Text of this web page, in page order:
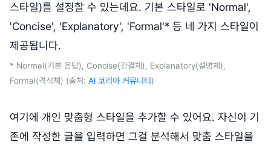
스타일)를 설정할 수 있는데요. 기본 스타일로 'Normal',
'Concise', 'Explanatory', 'Formal'* 등 네 가지 스타일이
제공됩니다.
* Normal(기본 응답), Concise(간결체), Explanatory(설명체),
Formal(격식체) (출처: AI 코리아 커뮤니티 )
여기에 개인 맞춤형 스타일을 추가할 수 있어요. 자신이 기
존에 작성한 글을 입력하면 그걸 분석해서 맞춤 스타일을